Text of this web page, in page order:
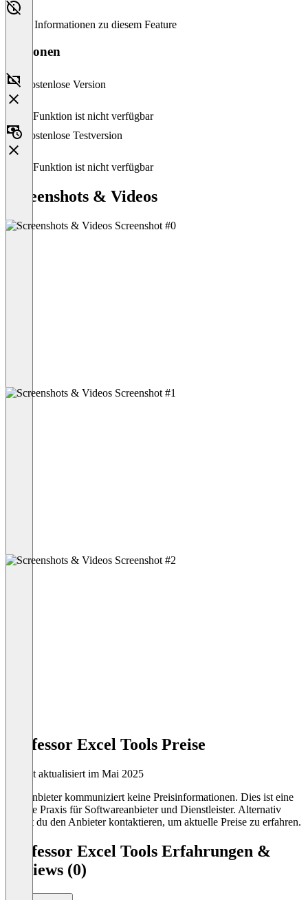
Keine Informationen zu diesem Feature
Versionen
Kostenlose Version
Diese Funktion ist nicht verfügbar
Kostenlose Testversion
Diese Funktion ist nicht verfügbar
Screenshots & Videos
Professor Excel Tools Preise
Zuletzt aktualisiert im Mai 2025
Der Anbieter kommuniziert keine Preisinformationen. Dies ist eine
übliche Praxis für Softwareanbieter und Dienstleister. Alternativ
kannst du den Anbieter kontaktieren, um aktuelle Preise zu erfahren.
Professor Excel Tools Erfahrungen &
Reviews (0)